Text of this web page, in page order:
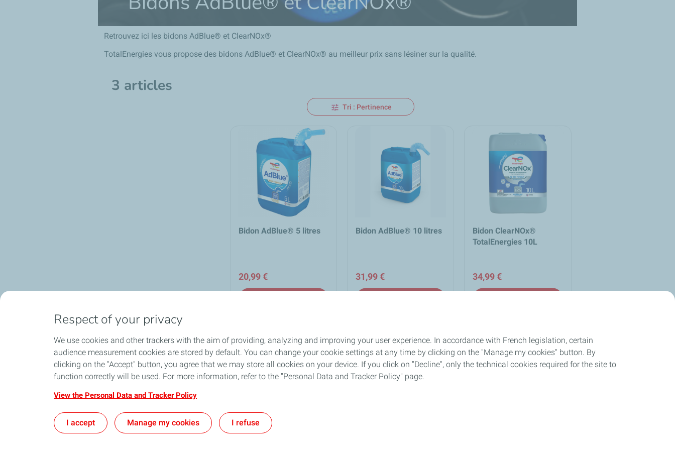
Retrouvez ici les bidons AdBlue® et ClearNOx®
TotalEnergies vous propose des bidons AdBlue® et ClearNOx® au meilleur prix sans lésiner sur la qualité.
3 articles
Tri : Pertinence
Bidon AdBlue® 5 litres
20,99 €
Bidon AdBlue® 10 litres
31,99 €
Bidon ClearNOx®
TotalEnergies 10L
34,99 €
local_shipping
Expédition sous 24h en France
Métropolitaine
group
Un équipe d'experts à votre
écoute
lock
Paiement sécurisé et
confidentiel
loop Retour produit sur 30 jours
Nos Univers Liens utiles
Respect of your privacy
We use cookies and other trackers with the aim of providing, analyzing and improving your user experience. In accordance with French legislation, certain
audience measurement cookies are stored by default. You can change your cookie settings at any time by clicking on the "Manage my cookies" button. By
clicking on the "Accept" button, you agree that we may store all cookies on your device. If you click on "Decline", only the technical cookies required for the site to
function correctly will be used. For more information, refer to the "Personal Data and Tracker Policy" page.
View the Personal Data and Tracker Policy
I accept Manage my cookies I refuse